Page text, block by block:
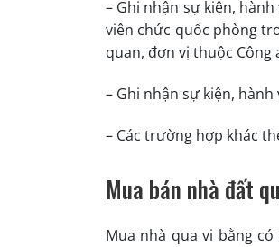
– Ghi nhận sự kiện,
viên chức quốc phòng
quan, đơn vị thuộc Công
– Ghi nhận sự kiện,
– Các trường hợp khác
Mua bán nhà đất
Mua nhà qua vi bằng